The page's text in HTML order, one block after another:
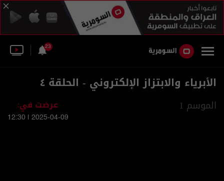
23
الأبرياء والابتزاز الإلكتروني - الحلقة ٤
الموسم 1 عرضت في:
2025-04-09 | 12:30